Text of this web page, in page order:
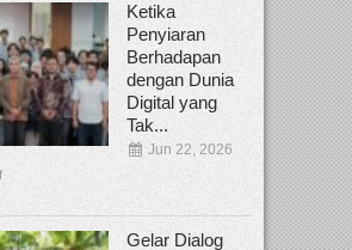
Ketika
Penyiaran
Berhadapan
dengan Dunia
Digital yang
Tak...
Jun 22, 2026
Gelar Dialog